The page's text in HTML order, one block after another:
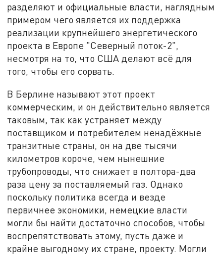
разделяют и официальные власти, наглядным
примером чего является их поддержка
реализации крупнейшего энергетического
проекта в Европе "Северный поток-2",
несмотря на то, что США делают всё для
того, чтобы его сорвать.
В Берлине называют этот проект
коммерческим, и он действительно является
таковым, так как устраняет между
поставщиком и потребителем ненадёжные
транзитные страны, он на две тысячи
километров короче, чем нынешние
трубопроводы, что снижает в полтора-два
раза цену за поставляемый газ. Однако
поскольку политика всегда и везде
первичнее экономики, немецкие власти
могли бы найти достаточно способов, чтобы
воспрепятствовать этому, пусть даже и
крайне выгодному их стране, проекту. Могли